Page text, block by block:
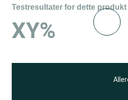
Testresultater for dette produkt
XY%